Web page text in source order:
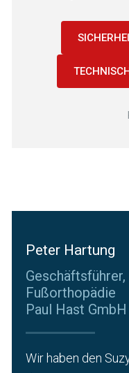
Peter Hartung
Geschäftsführer,
Fußorthopädie
Paul Hast GmbH
Wir haben den